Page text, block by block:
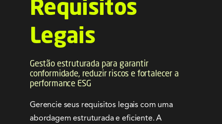
Requisitos
Legais
Gestão estruturada para garantir
conformidade, reduzir riscos e fortalecer a
performance ESG
Gerencie seus requisitos legais com uma
abordagem estruturada e eficiente. A